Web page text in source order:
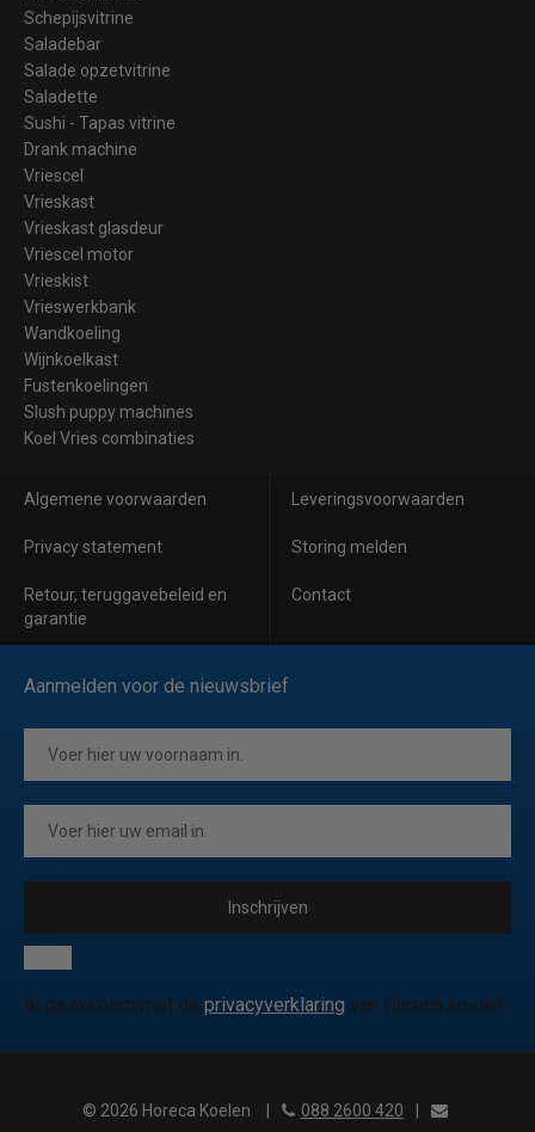
Schepijsvitrine
Saladebar
Salade opzetvitrine
Saladette
Sushi - Tapas vitrine
Drank machine
Vriescel
Vrieskast
Vrieskast glasdeur
Vriescel motor
Vrieskist
Vrieswerkbank
Wandkoeling
Wijnkoelkast
Fustenkoelingen
Slush puppy machines
Koel Vries combinaties
Algemene voorwaarden Leveringsvoorwaarden
Privacy statement Storing melden
Retour, teruggavebeleid en
garantie
Contact
Aanmelden voor de nieuwsbrief
Inschrijven
Ik ga akkoord met de privacyverklaring van Horeca koelen
© 2026 Horeca Koelen 088 2600 420